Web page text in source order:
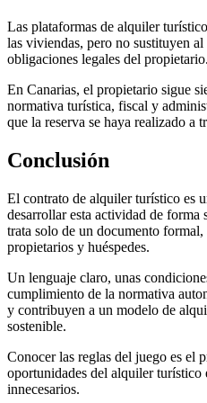
Las plataformas de alquiler
las viviendas, pero no sustituyen
obligaciones legales del propietario.
En Canarias, el propietario sigue
normativa turística, fiscal y
que la reserva se haya realizado a
Conclusión
El contrato de alquiler turístico es
desarrollar esta actividad de forma
trata solo de un documento formal,
propietarios y huéspedes.
Un lenguaje claro, unas
cumplimiento de la normativa
y contribuyen a un modelo de
sostenible.
Conocer las reglas del juego es el
oportunidades del alquiler turístico
innecesarios.